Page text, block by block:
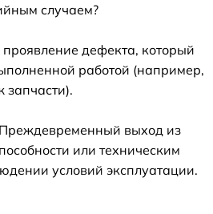
случаем?
дефекта, который
работой (например,
запчасти).
выход из
или техническим
условий эксплуатации.